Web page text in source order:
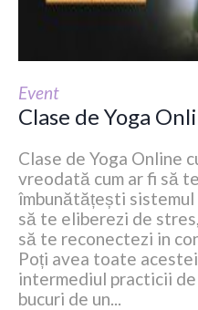
Event
Clase de Yoga
Clase de Yoga Online
vreodată cum ar fi să
îmbunătățești sistemul
să te eliberezi de
să te reconectezi in
Poți avea toate
intermediul practicii
bucuri de un...